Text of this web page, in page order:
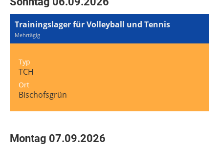
Trainingslager für Volleyball und Tennis
Mehrtägig
Typ
TCH
Ort
Bischofsgrün
Montag 07.09.2026